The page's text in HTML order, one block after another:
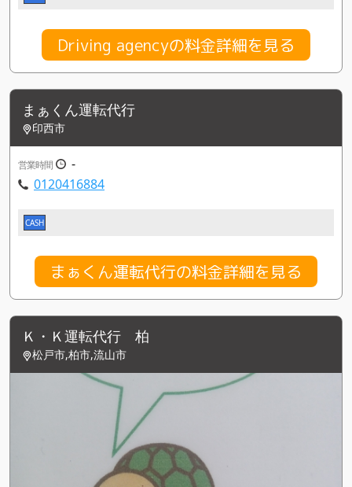
Driving agencyの料金詳細を見る
まぁくん運転代行
印西市
営業時間
-
0120416884
CASH
まぁくん運転代行の料金詳細を見る
Ｋ・Ｋ運転代行 柏
松戸市,柏市,流山市